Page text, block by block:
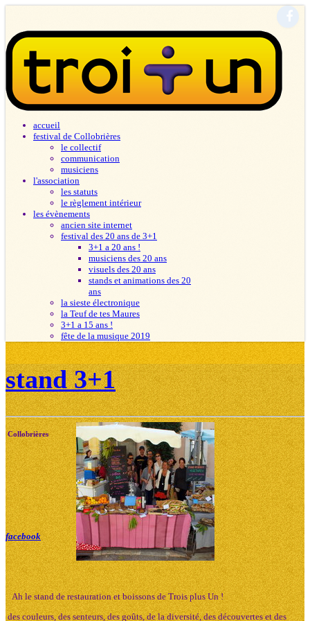
accueil
festival de Collobrières
le collectif
communication
musiciens
l'association
les statuts
le règlement intérieur
les évènements
ancien site internet
festival des 20 ans de 3+1
3+1 a 20 ans !
musiciens des 20 ans
visuels des 20 ans
stands et animations des 20
ans
la sieste électronique
la Teuf de tes Maures
3+1 a 15 ans !
fête de la musique 2019
stand 3+1
Collobrières
facebook
Ah le stand de restauration et boissons de Trois plus Un !
des couleurs, des senteurs, des goûts, de la diversité, des découvertes et des